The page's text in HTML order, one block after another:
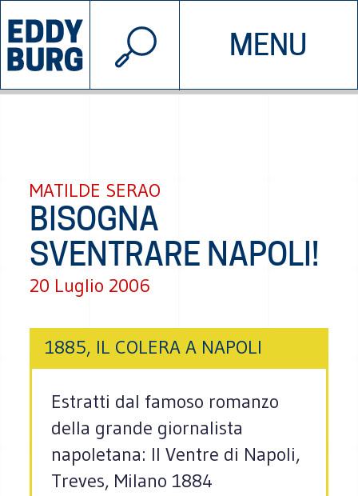
MENU
INIZIATIVE CHI SIAMO
© 2026 EDDYBURG
MATILDE SERAO
BISOGNA
SVENTRARE NAPOLI!
20 Luglio 2006
1885, IL COLERA A NAPOLI
Estratti dal famoso romanzo
della grande giornalista
napoletana: Il Ventre di Napoli,
Treves, Milano 1884